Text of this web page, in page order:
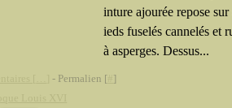
inture ajourée repose
ieds fuselés cannelés et
à asperges. Dessus...
- Permalien [ ]